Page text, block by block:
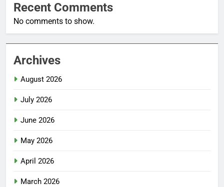
Recent Comments
No comments to show.
Archives
August 2026
July 2026
June 2026
May 2026
April 2026
March 2026